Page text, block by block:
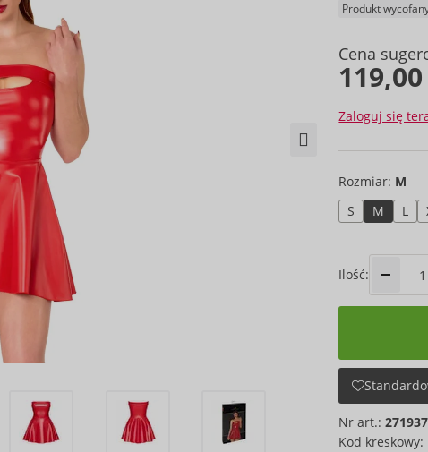
Produkt
Cena
Zaloguj się
Rozmiar: M
S
M L
Ilość:
Nr art.:
Kod kreskowy: